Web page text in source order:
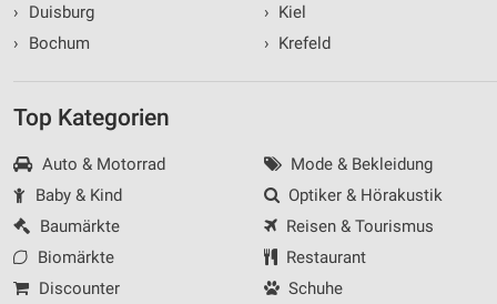
›
Duisburg
›
Bochum
› Kiel
› Krefeld
Top Kategorien
Auto & Motorrad
Baby & Kind
Baumärkte
Biomärkte
Discounter
Mode & Bekleidung
Optiker & Hörakustik
Reisen & Tourismus
Restaurant
Schuhe